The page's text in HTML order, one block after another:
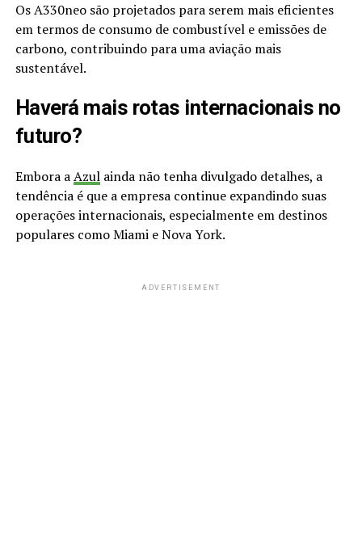
Os A330neo são projetados para serem mais eficientes
em termos de consumo de combustível e emissões de
carbono, contribuindo para uma aviação mais
sustentável.
Haverá mais rotas internacionais no
futuro?
Embora aAzulainda não tenha divulgado detalhes, a
tendência é que a empresa continue expandindo suas
operações internacionais, especialmente em destinos
populares como Miami e Nova York.
ADVERTISEMENT